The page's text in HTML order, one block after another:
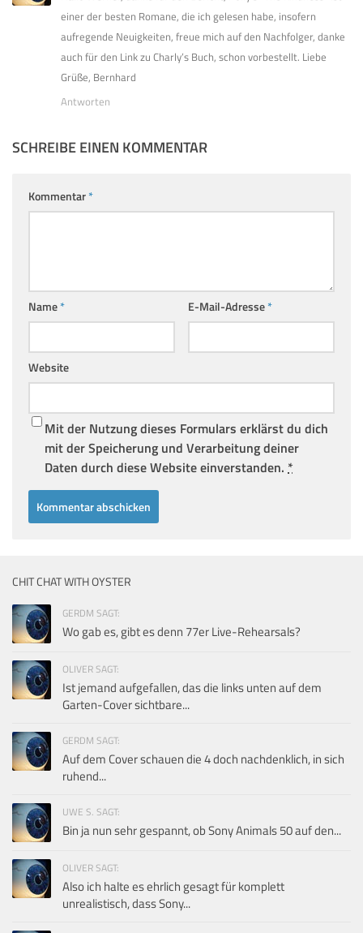
einer der besten Romane, die ich gelesen habe, insofern
aufregende Neuigkeiten, freue mich auf den Nachfolger, danke
auch für den Link zu Charly’s Buch, schon vorbestellt. Liebe
Grüße, Bernhard
Antworten
SCHREIBE EINEN KOMMENTAR
Kommentar*
Name* E-Mail-Adresse*
Website
Mit der Nutzung dieses Formulars erklärst du dich
mit der Speicherung und Verarbeitung deiner
Daten durch diese Website einverstanden. *
CHIT CHAT WITH OYSTER
GERDM SAGT:
Wo gab es, gibt es denn 77er Live-Rehearsals?
OLIVER SAGT:
Ist jemand aufgefallen, das die links unten auf dem
Garten-Cover sichtbare...
GERDM SAGT:
Auf dem Cover schauen die 4 doch nachdenklich, in sich
ruhend...
UWE S. SAGT:
Bin ja nun sehr gespannt, ob Sony Animals 50 auf den...
OLIVER SAGT:
Also ich halte es ehrlich gesagt für komplett
unrealistisch, dass Sony...